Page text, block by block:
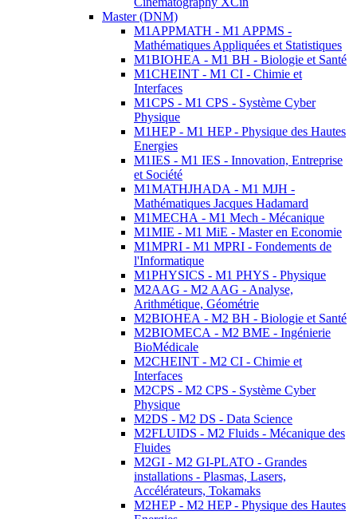
Master (DNM)
M1APPMATH - M1 APPMS -
Mathématiques Appliquées et Statistiques
M1BIOHEA - M1 BH - Biologie et Santé
M1CHEINT - M1 CI - Chimie et
Interfaces
M1CPS - M1 CPS - Système Cyber
Physique
M1HEP - M1 HEP - Physique des Hautes
Energies
M1IES - M1 IES - Innovation, Entreprise
et Société
M1MATHJHADA - M1 MJH -
Mathématiques Jacques Hadamard
M1MECHA - M1 Mech - Mécanique
M1MIE - M1 MiE - Master en Economie
M1MPRI - M1 MPRI - Fondements de
l'Informatique
M1PHYSICS - M1 PHYS - Physique
M2AAG - M2 AAG - Analyse,
Arithmétique, Géométrie
M2BIOHEA - M2 BH - Biologie et Santé
M2BIOMECA - M2 BME - Ingénierie
BioMédicale
M2CHEINT - M2 CI - Chimie et
Interfaces
M2CPS - M2 CPS - Système Cyber
Physique
M2DS - M2 DS - Data Science
M2FLUIDS - M2 Fluids - Mécanique des
Fluides
M2GI - M2 GI-PLATO - Grandes
installations - Plasmas, Lasers,
Accélérateurs, Tokamaks
M2HEP - M2 HEP - Physique des Hautes